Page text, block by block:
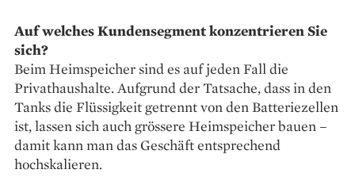
Auf welches Kundensegment konzentrieren Sie
sich?
Beim Heimspeicher sind es auf jeden Fall die
Privathaushalte. Aufgrund der Tatsache, dass in den
Tanks die Flüssigkeit getrennt von den Batteriezellen
ist, lassen sich auch grössere Heimspeicher bauen –
damit kann man das Geschäft entsprechend
hochskalieren.